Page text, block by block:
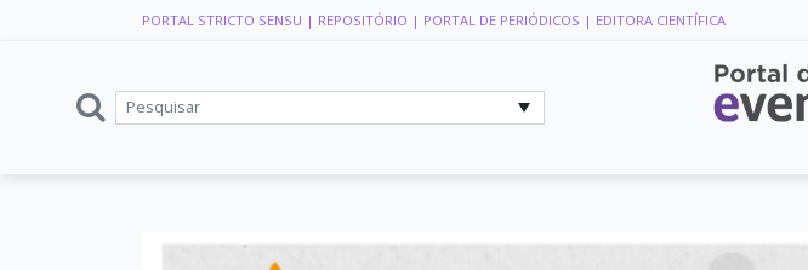
PORTAL STRICTO SENSU | REPOSITÓRIO | PORTAL DE PERIÓDICOS | EDITORA CIENTÍFICA